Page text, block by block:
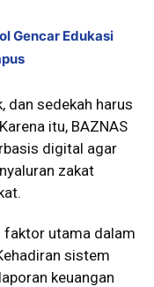
Gencar Edukasi
dan sedekah harus
itu, BAZNAS
digital agar
zakat
faktor utama dalam
sistem
keuangan